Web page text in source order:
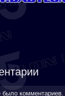
было комментариев.